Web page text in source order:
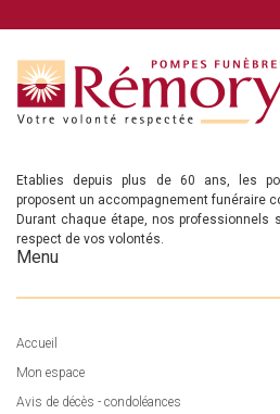
Etablies depuis plus de 60 ans, les
proposent un accompagnement funéraire
Durant chaque étape, nos professionnels
respect de vos volontés.
Menu
Accueil
Mon espace
Avis de décès - condoléances